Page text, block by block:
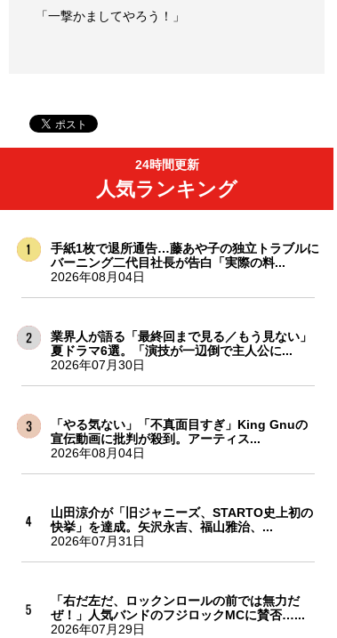
「一撃かましてやろう！」
24時間更新
人気ランキング
手紙1枚で退所通告…藤あや子の独立トラブルに
バーニング二代目社長が告白「実際の料...
2026年08月04日
業界人が語る「最終回まで見る／もう見ない」
夏ドラマ6選。「演技が一辺倒で主人公に...
2026年07月30日
「やる気ない」「不真面目すぎ」King Gnuの
宣伝動画に批判が殺到。アーティス...
2026年08月04日
山田涼介が「旧ジャニーズ、STARTO史上初の
快挙」を達成。矢沢永吉、福山雅治、...
2026年07月31日
「右だ左だ、ロックンロールの前では無力だ
ぜ！」人気バンドのフジロックMCに賛否…...
2026年07月29日